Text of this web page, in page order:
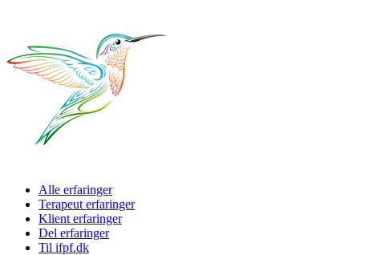
Alle erfaringer
Terapeut erfaringer
Klient erfaringer
Del erfaringer
Til ifpf.dk